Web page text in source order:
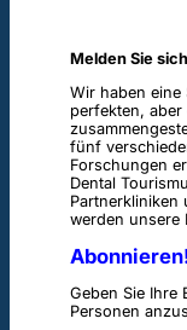
Melden Sie
Wir haben
perfekten,
fünf
Forschungen
Dental
Partnerkliniken
werden unsere
Geben Sie Ihre
Personen